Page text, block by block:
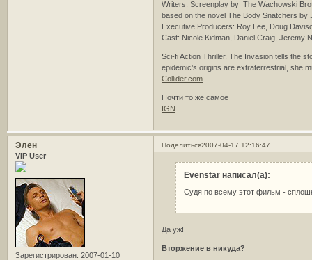
Writers: Screenplay by The Wachowski
based on the novel The Body Snatchers
Executive Producers: Roy Lee, Doug
Cast: Nicole Kidman, Daniel Craig, Jeremy
Sci-fi Action Thriller. The Invasion tells the
epidemic’s origins are extraterrestrial, she
Collider.com
Почти то же самое
IGN
Поделиться2007-04-17 12:16:47
Элен
VIP User
Зарегистрирован: 2007-01-10
Evenstar написал(а):
Судя по всему этот фильм -
Да уж!
Вторжение в никуда?